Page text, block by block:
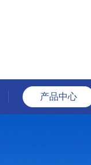
产品中心